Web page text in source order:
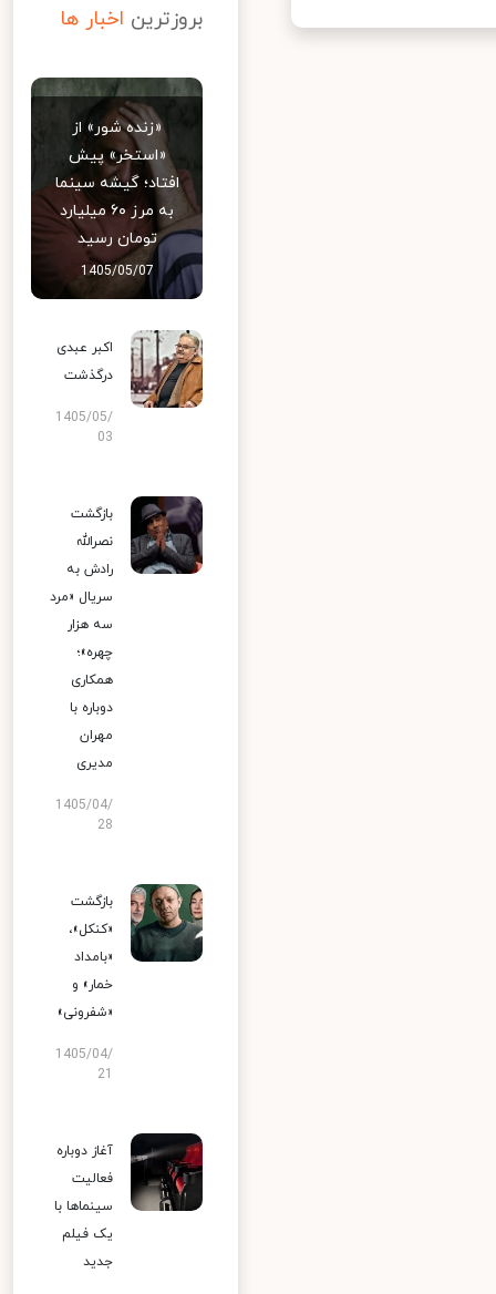
بروزترین اخبار ها
«زنده شور» از
«استخر» پیش
افتاد؛ گیشه سینما
به مرز ۶۰ میلیارد
تومان رسید
1405/05/07
اکبر عبدی
درگذشت
1405/05/
03
بازگشت
نصرالله
رادش به
سریال «مرد
سه هزار
چهره»؛
همکاری
دوباره با
مهران
مدیری
1405/04/
28
بازگشت
«کنکل»،
«بامداد
خمار» و
«شفرونی»
1405/04/
آغاز دوباره
فعالیت
سینماها با
یک فیلم
جدید